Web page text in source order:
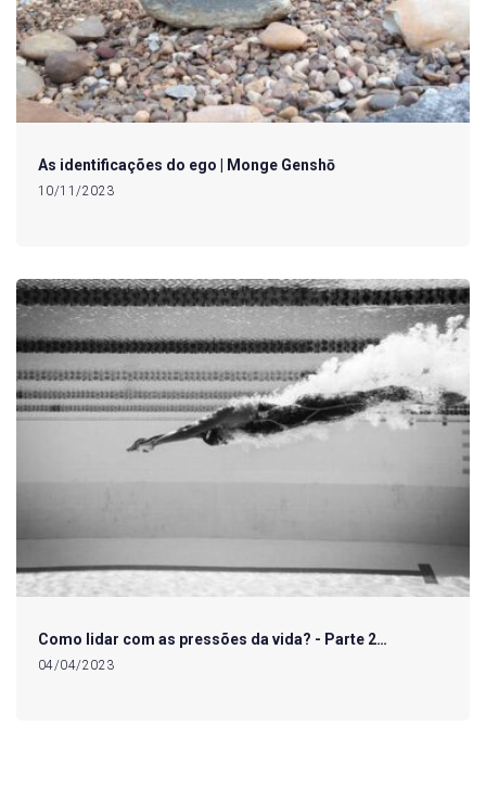
As identificações do ego | Monge Genshō
10/11/2023
Como lidar com as pressões da vida? - Parte 2…
04/04/2023